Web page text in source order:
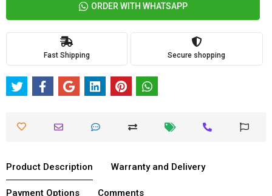
ORDER WITH WHATSAPP
Fast Shipping Secure shopping
Product Description Warranty and Delivery
Payment Options Comments